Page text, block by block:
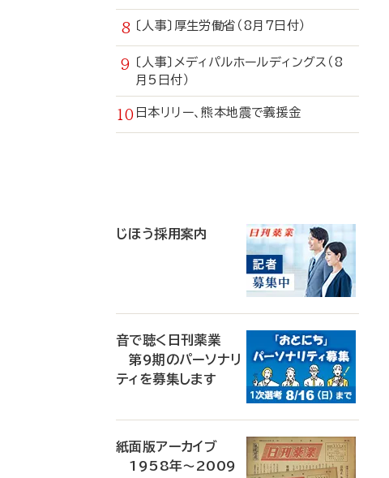
〔人事〕厚生労働省（8月7日付）
〔人事〕メディパルホールディングス（8
月5日付）
日本リリー、熊本地震で義援金
じほう採用案内
音で聴く日刊薬業
第9期のパーソナリ
ティを募集します
紙面版アーカイブ
1958年～2009